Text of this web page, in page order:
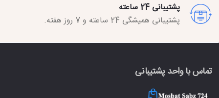
پشتیبانی 24 ساعته
پشتیبانی همیشگی 24 ساعته و 7 روز هفته.
تماس با واحد پشتیبانی